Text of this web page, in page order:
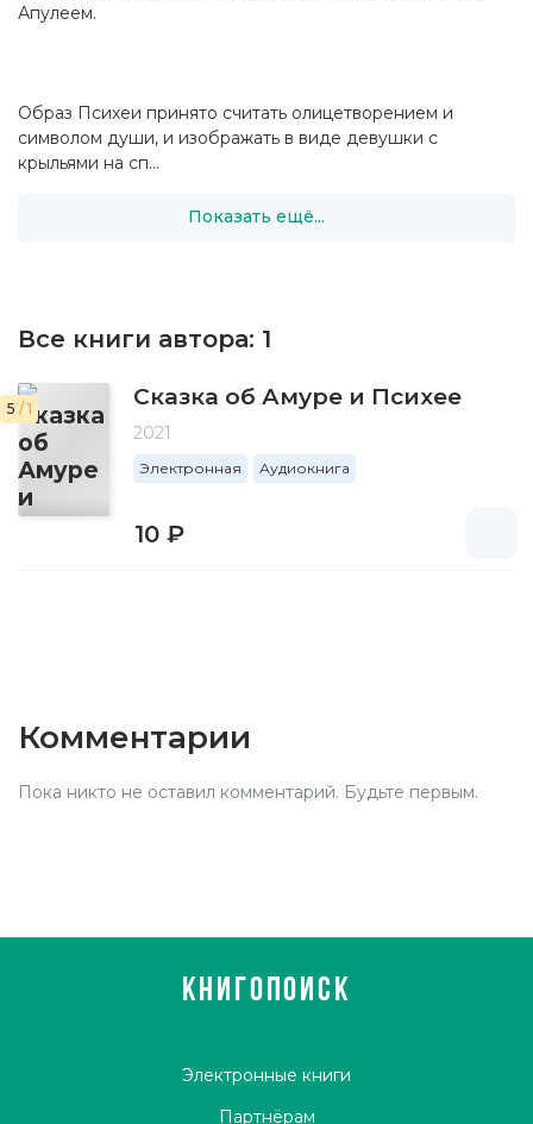
Апулеем.
Образ Психеи принято считать олицетворением и
символом души, и изображать в виде девушки с
крыльями на сп...
Показать ещё...
Все книги автора: 1
5 / 1 Сказка об Амуре и Психее
2021
Электронная Аудиокнига
10 ₽
Комментарии
Пока никто не оставил комментарий. Будьте первым.
КНИГОПОИСК
Электронные книги
Партнёрам